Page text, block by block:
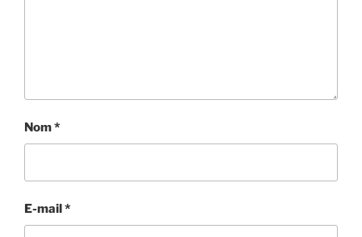
Nom*
E-mail*